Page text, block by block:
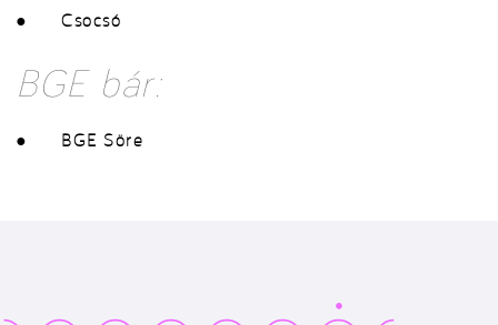
● Csocsó
BGE bár:
● BGE Söre